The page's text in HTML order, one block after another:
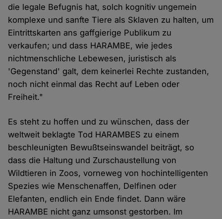
die legale Befugnis hat, solch kognitiv ungemein
komplexe und sanfte Tiere als Sklaven zu halten, um
Eintrittskarten ans gaffgierige Publikum zu
verkaufen; und dass HARAMBE, wie jedes
nichtmenschliche Lebewesen, juristisch als
'Gegenstand' galt, dem keinerlei Rechte zustanden,
noch nicht einmal das Recht auf Leben oder
Freiheit."
Es steht zu hoffen und zu wünschen, dass der
weltweit beklagte Tod HARAMBES zu einem
beschleunigten Bewußtseinswandel beiträgt, so
dass die Haltung und Zurschaustellung von
Wildtieren in Zoos, vorneweg von hochintelligenten
Spezies wie Menschenaffen, Delfinen oder
Elefanten, endlich ein Ende findet. Dann wäre
HARAMBE nicht ganz umsonst gestorben. Im